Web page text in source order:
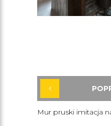
Mur pruski imitacja